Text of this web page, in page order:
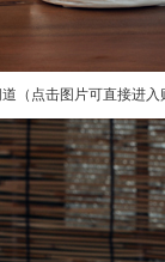
道（点击图片可直接进入